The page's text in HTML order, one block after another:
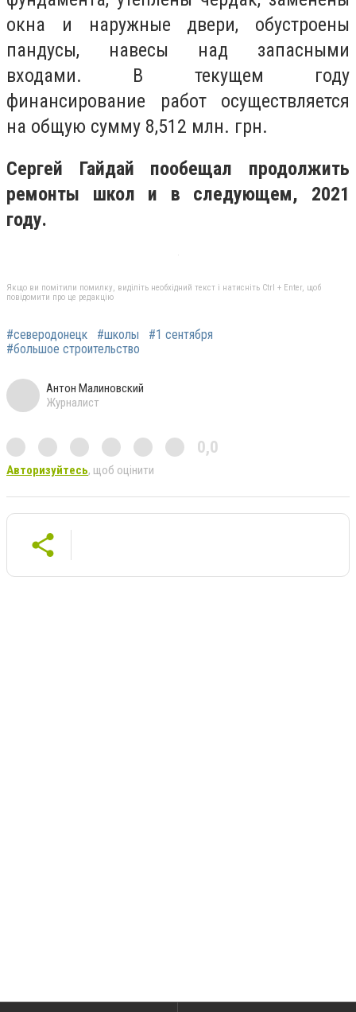
окна и наружные двери, обустроены
пандусы, навесы над запасными
входами. В текущем году
финансирование работ осуществляется
на общую сумму 8,512 млн. грн.
Сергей Гайдай пообещал продолжить
ремонты школ и в следующем, 2021
году.
Якщо ви помітили помилку, виділіть необхідний текст і натисніть Ctrl + Enter, щоб
повідомити про це редакцію
#северодонецк #школы
#1 сентября
#большое строительство
Антон Малиновский
Журналист
0,0
Авторизуйтесь, щоб оцінити